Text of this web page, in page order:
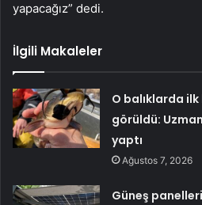
yapacağız” dedi.
İlgili Makaleler
O balıklarda ilk
görüldü:
yaptı
Ağustos 7, 2026
Güneş